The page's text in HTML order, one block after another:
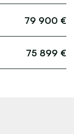
79 900 €
75 899 €